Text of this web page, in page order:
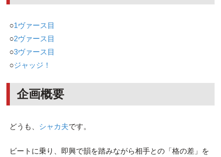
○1ヴァース目
○2ヴァース目
○3ヴァース目
○ジャッジ！
企画概要
どうも、 シャカ夫です。
ビートに乗り、即興で韻を踏みながら相手との「格の差」を